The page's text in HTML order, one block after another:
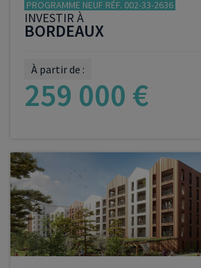
PROGRAMME NEUF RÉF. 002-33-2636
INVESTIR À
BORDEAUX
À partir de :
259 000 €
VOIR LE PROGRAMME